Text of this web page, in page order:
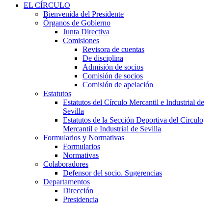
EL CÍRCULO
Bienvenida del Presidente
Órganos de Gobierno
Junta Directiva
Comisiones
Revisora de cuentas
De disciplina
Admisión de socios
Comisión de socios
Comisión de apelación
Estatutos
Estatutos del Círculo Mercantil e Industrial de
Sevilla
Estatutos de la Sección Deportiva del Círculo
Mercantil e Industrial de Sevilla
Formularios y Normativas
Formularios
Normativas
Colaboradores
Defensor del socio. Sugerencias
Departamentos
Dirección
Presidencia